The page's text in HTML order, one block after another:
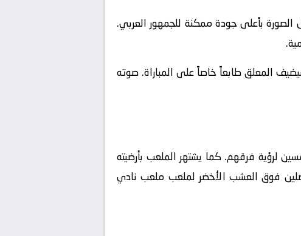
الصورة بأعلى جودة ممكنة للجمهور العربي.
المعلق طابعاً خاصاً على المباراة. صوته
لرؤية فرقهم. كما يشتهر الملعب بأرضيته
فوق العشب الأخضر لملعب ملعب نادي